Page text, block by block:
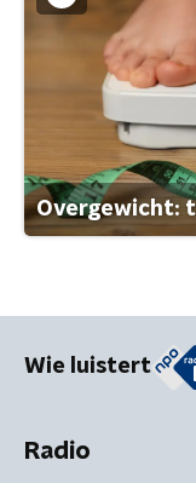
Overgewicht:
Wie luistert
Radio